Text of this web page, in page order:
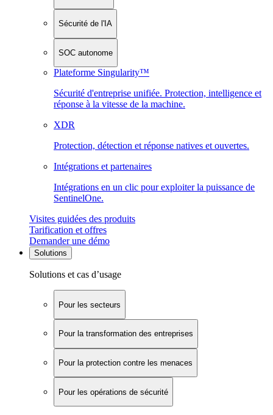
Sécurité de l'IA
SOC autonome
Plateforme Singularity™
Sécurité d'entreprise unifiée. Protection, intelligence et
réponse à la vitesse de la machine.
XDR
Protection, détection et réponse natives et ouvertes.
Intégrations et partenaires
Intégrations en un clic pour exploiter la puissance de
SentinelOne.
Visites guidées des produits
Tarification et offres
Demander une démo
Solutions
Solutions et cas d’usage
Pour les secteurs
Pour la transformation des entreprises
Pour la protection contre les menaces
Pour les opérations de sécurité